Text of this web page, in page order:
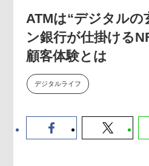
採用情
セミナー
【8/12
ATMは“デジタル
ン銀行が仕掛ける
顧客体験とは
デジタルライフ